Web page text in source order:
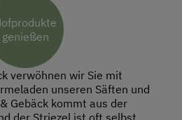
genießen
verwöhnen wir Sie mit
unseren Säften und
Gebäck kommt aus der